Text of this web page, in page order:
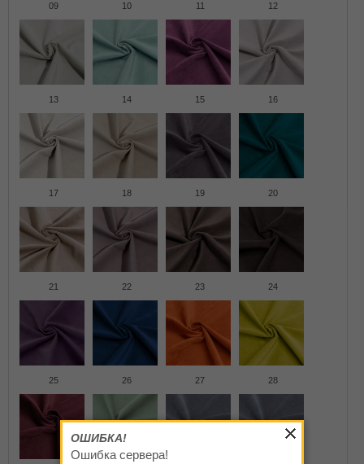
09 10 11 12
13 14 15 16
17 18 19 20
21 22 23 24
25 26 27 28
ОШИБКА!
Ошибка сервера!